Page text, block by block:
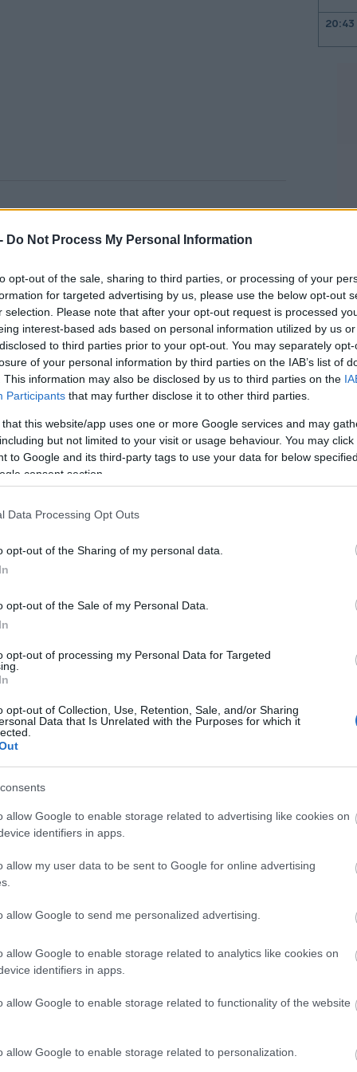
Do Not Process My Personal Information
opt-out of the sale, sharing to third parties, or processing of your
for targeted advertising by us, please use the below opt-out
selection. Please note that after your opt-out request is processed
interest-based ads based on personal information utilized by us
to third parties prior to your opt-out. You may separately
of your personal information by third parties on the IAB’s list of
This information may also be disclosed by us to third parties on the
Participants that may further disclose it to other third parties.
that this website/app uses one or more Google services and may
but not limited to your visit or usage behaviour. You may
to Google and its third-party tags to use your data for below
consent section.
Data Processing Opt Outs
opt-out of the Sharing of my personal data.
opt-out of the Sale of my Personal Data.
opt-out of processing my Personal Data for Targeted
opt-out of Collection, Use, Retention, Sale, and/or Sharing
Data that Is Unrelated with the Purposes for which it
allow Google to enable storage related to advertising like cookies on
identifiers in apps.
allow my user data to be sent to Google for online advertising
allow Google to send me personalized advertising.
allow Google to enable storage related to analytics like cookies on
identifiers in apps.
allow Google to enable storage related to functionality of the website
allow Google to enable storage related to personalization.
δημοφιλείς μάρκες αλλά και σε μια
αγορών που ξεχωρίζει στον χώρο
με δήλωση του CEO, Τόνι Σπρίνγκ στο
σημαντικό ρόλο έπαιξε η χρεοκοπία
Φυσικά. Είναι ο πρωταρχικός ρόλος
τόνισε. Ο Σπρίνγκ πρόσθεσε ότιοι
και κερδοφορία, οδήγησαν
του έτους, έχοντας
προσέγγιση λόγω της
πωλήσεις να κυμανθούν μεταξύ 21,5
κατά πολύ τις εκτιμήσεις για
Τα κέρδη ανά μετοχή αναμένει να
προβλέπει ότι οι συγκρίσιμες
1,2% για το έτος, έναντι της
0,5% έως αύξηση 0,5%.
20:43
19:56
19:19
19:00
18:44
18:21
15:47
15:35